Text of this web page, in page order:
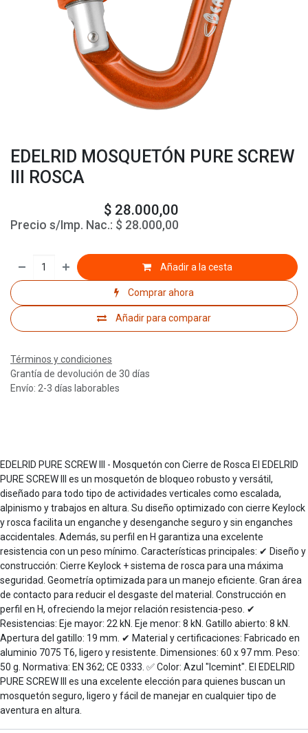
EDELRID MOSQUETÓN PURE SCREW
III ROSCA
$ 28.000,00
Precio s/Imp. Nac.: $ 28.000,00
Añadir a la cesta
Comprar ahora
Añadir para comparar
Términos y condiciones
Grantía de devolución de 30 días
Envío: 2-3 días laborables
EDELRID PURE SCREW III - Mosquetón con Cierre de Rosca El EDELRID
PURE SCREW III es un mosquetón de bloqueo robusto y versátil,
diseñado para todo tipo de actividades verticales como escalada,
alpinismo y trabajos en altura. Su diseño optimizado con cierre Keylock
y rosca facilita un enganche y desenganche seguro y sin enganches
accidentales. Además, su perfil en H garantiza una excelente
resistencia con un peso mínimo. Características principales: ✔ Diseño y
construcción: Cierre Keylock + sistema de rosca para una máxima
seguridad. Geometría optimizada para un manejo eficiente. Gran área
de contacto para reducir el desgaste del material. Construcción en
perfil en H, ofreciendo la mejor relación resistencia-peso. ✔
Resistencias: Eje mayor: 22 kN. Eje menor: 8 kN. Gatillo abierto: 8 kN.
Apertura del gatillo: 19 mm. ✔ Material y certificaciones: Fabricado en
aluminio 7075 T6, ligero y resistente. Dimensiones: 60 x 97 mm. Peso:
50 g. Normativa: EN 362; CE 0333. ✅ Color: Azul "Icemint". El EDELRID
PURE SCREW III es una excelente elección para quienes buscan un
mosquetón seguro, ligero y fácil de manejar en cualquier tipo de
aventura en altura.